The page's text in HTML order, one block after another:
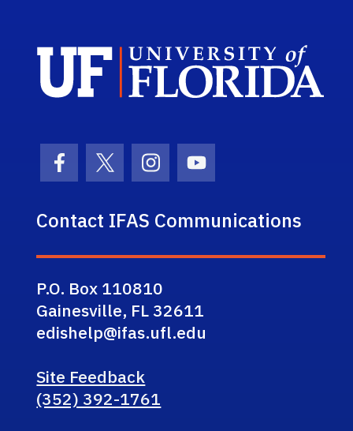
Facebook Icon
Twitter IconInstagram Icon
Youtube Icon
Contact IFAS Communications
P.O. Box 110810
Gainesville, FL 32611
edishelp@ifas.ufl.edu
Site Feedback
(352) 392-1761